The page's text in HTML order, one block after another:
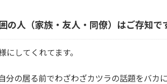
の人（家族・友人・同僚）はご存知で
してくれてます。
分の居る前でわざわざカツラの話題をバカ